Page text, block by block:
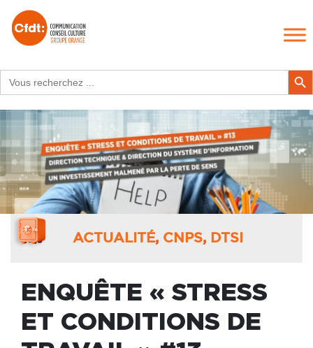
for:
Search
ACTUALITÉ, CNPS, DTSI
ENQUÊTE « STRESS
ET CONDITIONS DE